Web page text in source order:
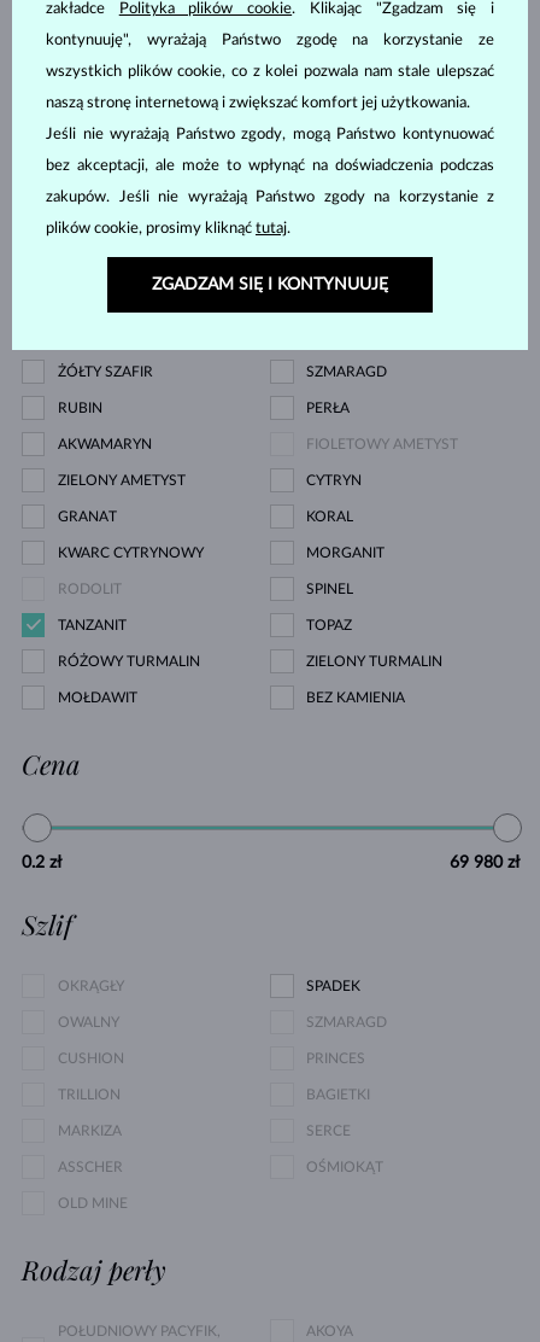
Kamień szlachetny
ZIRKÓNIE
LAB GROWN DIAMENT
RÓŻOWY
CZARNY DIAMENT
ŻÓŁTY SZAFIR SZMARAGD
RUBIN PERŁA
AKWAMARYN FIOLETOWY AMETYST
ZIELONY AMETYST CYTRYN
GRANAT KORAL
KWARC CYTRYNOWY MORGANIT
RODOLIT SPINEL
TANZANIT TOPAZ
RÓŻOWY TURMALIN ZIELONY TURMALIN
MOŁDAWIT BEZ KAMIENIA
Cena
0.2 zł 69 980 zł
Szlif
OKRĄGŁY SPADEK
OWALNY SZMARAGD
CUSHION PRINCES
TRILLION BAGIETKI
MARKIZA SERCE
ASSCHER OŚMIOKĄT
OLD MINE
Rodzaj perły
POŁUDNIOWY PACYFIK, AKOYA
zakładce Polityka plików cookie. Klikając "Zgadzam się i
kontynuuję", wyrażają Państwo zgodę na korzystanie ze
wszystkich plików cookie, co z kolei pozwala nam stale ulepszać
naszą stronę internetową i zwiększać komfort jej użytkowania.
Jeśli nie wyrażają Państwo zgody, mogą Państwo kontynuować
bez akceptacji, ale może to wpłynąć na doświadczenia podczas
zakupów. Jeśli nie wyrażają Państwo zgody na korzystanie z
plików cookie, prosimy kliknąć tutaj.
ZGADZAM SIĘ I KONTYNUUJĘ